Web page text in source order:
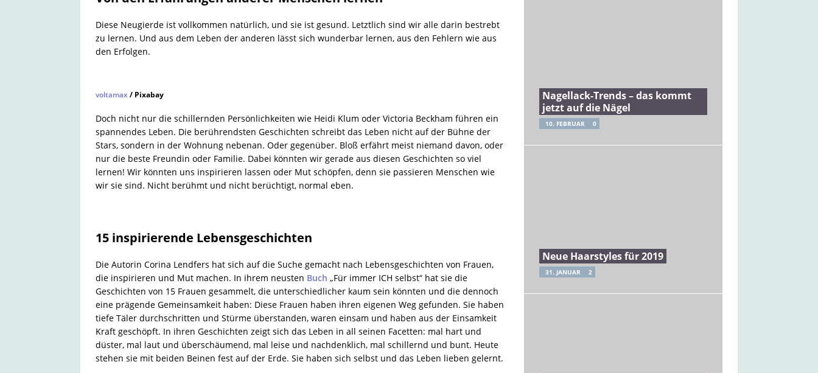
Diese Neugierde ist vollkommen natürlich, und sie ist gesund. Letztlich sind wir alle darin bestrebt
zu lernen. Und aus dem Leben der anderen lässt sich wunderbar lernen, aus den Fehlern wie aus
den Erfolgen.
voltamax / Pixabay
Doch nicht nur die schillernden Persönlichkeiten wie Heidi Klum oder Victoria Beckham führen ein
spannendes Leben. Die berührendsten Geschichten schreibt das Leben nicht auf der Bühne der
Stars, sondern in der Wohnung nebenan. Oder gegenüber. Bloß erfährt meist niemand davon, oder
nur die beste Freundin oder Familie. Dabei könnten wir gerade aus diesen Geschichten so viel
lernen! Wir könnten uns inspirieren lassen oder Mut schöpfen, denn sie passieren Menschen wie
wir sie sind. Nicht berühmt und nicht berüchtigt, normal eben.
15 inspirierende Lebensgeschichten
Die Autorin Corina Lendfers hat sich auf die Suche gemacht nach Lebensgeschichten von Frauen,
die inspirieren und Mut machen. In ihrem neusten Buch „Für immer ICH selbst“ hat sie die
Geschichten von 15 Frauen gesammelt, die unterschiedlicher kaum sein könnten und die dennoch
eine prägende Gemeinsamkeit haben: Diese Frauen haben ihren eigenen Weg gefunden. Sie haben
tiefe Täler durchschritten und Stürme überstanden, waren einsam und haben aus der Einsamkeit
Kraft geschöpft. In ihren Geschichten zeigt sich das Leben in all seinen Facetten: mal hart und
düster, mal laut und überschäumend, mal leise und nachdenklich, mal schillernd und bunt. Heute
stehen sie mit beiden Beinen fest auf der Erde. Sie haben sich selbst und das Leben lieben gelernt.
Nagellack-Trends – das kommt
jetzt auf die Nägel
10. FEBRUAR 0
Neue Haarstyles für 2019
31. JANUAR 2